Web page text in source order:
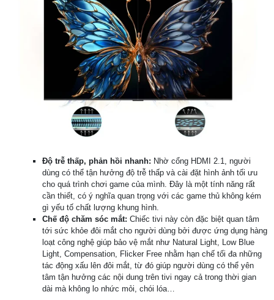
Độ trễ thấp, phản hồi nhanh: Nhờ cổng HDMI 2.1, người
dùng có thể tận hưởng độ trễ thấp và cài đặt hình ảnh tối ưu
cho quá trình chơi game của mình. Đây là một tính năng rất
cần thiết, có ý nghĩa quan trọng với các game thủ không kém
gì yếu tố chất lượng khung hình.
Chế độ chăm sóc mắt: Chiếc tivi này còn đặc biệt quan tâm
tới sức khỏe đôi mắt cho người dùng bởi được ứng dụng hàng
loạt công nghệ giúp bảo vệ mắt như Natural Light, Low Blue
Light, Compensation, Flicker Free nhằm hạn chế tối đa những
tác động xấu lên đôi mắt, từ đó giúp người dùng có thể yên
tâm tận hưởng các nội dung trên tivi ngay cả trong thời gian
dài mà không lo nhức mỏi, chói lóa…